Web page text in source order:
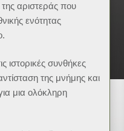
αριστεράς που
ενότητας
ιστορικές συνθήκες
της μνήμης και
μια ολόκληρη